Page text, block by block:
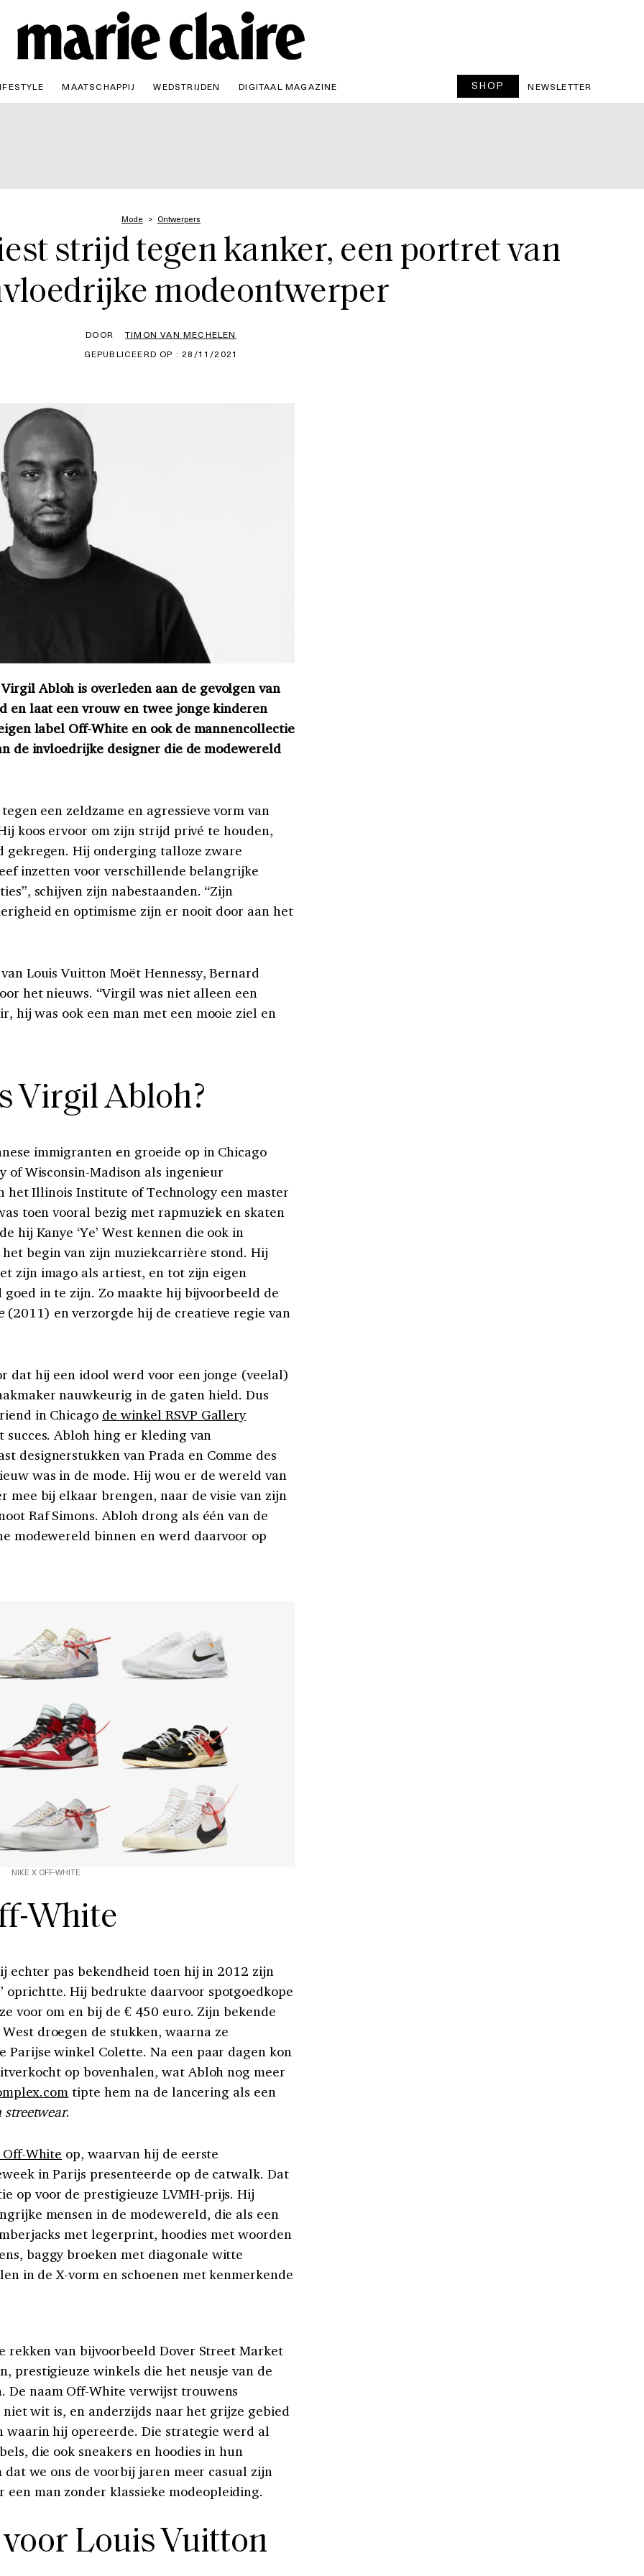
MAATSCHAPPIJ WEDSTRIJDEN DIGITAAL MAGAZINE SHOP NEWSLETTER
Mode Ontwerpers
strijd tegen kanker, een portret van
modeontwerper
DOOR
TIMON VAN MECHELEN
GEPUBLICEERD OP : 28/11/2021
Abloh is overleden aan de gevolgen van
en laat een vrouw en twee jonge kinderen
label Off-White en ook de mannencollectie
de invloedrijke designer die de modewereld
een zeldzame en agressieve vorm van
koos ervoor om zijn strijd privé te houden,
gekregen. Hij onderging talloze zware
inzetten voor verschillende belangrijke
schijven zijn nabestaanden. “Zijn
en optimisme zijn er nooit door aan het
Louis Vuitton Moët Hennessy, Bernard
het nieuws. “Virgil was niet alleen een
hij was ook een man met een mooie ziel en
Virgil Abloh?
immigranten en groeide op in Chicago
Wisconsin-Madison als ingenieur
het Illinois Institute of Technology een master
toen vooral bezig met rapmuziek en skaten
hij Kanye ‘Ye’ West kennen die ook in
begin van zijn muziekcarrière stond. Hij
zijn imago als artiest, en tot zijn eigen
in te zijn. Zo maakte hij bijvoorbeeld de
(2011) en verzorgde hij de creatieve regie van
dat hij een idool werd voor een jonge (veelal)
nauwkeurig in de gaten hield. Dus
in Chicago de winkel RSVP Gallery
Abloh hing er kleding van
designerstukken van Prada en Comme des
was in de mode. Hij wou er de wereld van
mee bij elkaar brengen, naar de visie van zijn
Raf Simons. Abloh drong als één van de
modewereld binnen en werd daarvoor op
NIKE X OFF-WHITE
White
echter pas bekendheid toen hij in 2012 zijn
oprichtte. Hij bedrukte daarvoor spotgoedkope
voor om en bij de € 450 euro. Zijn bekende
droegen de stukken, waarna ze
Parijse winkel Colette. Na een paar dagen kon
op bovenhalen, wat Abloh nog meer
tipte hem na de lancering als een
.
White op, waarvan hij de eerste
in Parijs presenteerde op de catwalk. Dat
op voor de prestigieuze LVMH-prijs. Hij
mensen in de modewereld, die als een
met legerprint, hoodies met woorden
baggy broeken met diagonale witte
in de X-vorm en schoenen met kenmerkende
rekken van bijvoorbeeld Dover Street Market
prestigieuze winkels die het neusje van de
De naam Off-White verwijst trouwens
wit is, en anderzijds naar het grijze gebied
waarin hij opereerde. Die strategie werd al
die ook sneakers en hoodies in hun
we ons de voorbij jaren meer casual zijn
man zonder klassieke modeopleiding.
Louis Vuitton